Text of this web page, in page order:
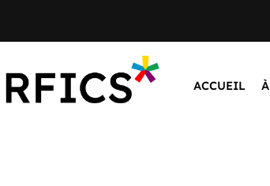
ACCUEIL